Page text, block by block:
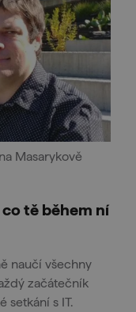
Masarykově
tě během ní
naučí všechny
začátečník
setkání s IT.